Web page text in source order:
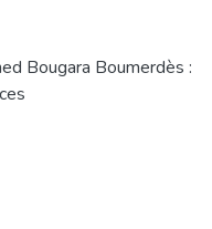
Bougara Boumerdès :